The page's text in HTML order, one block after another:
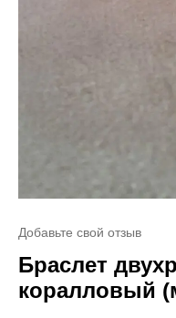
Добавьте свой отзыв
Браслет
коралловый